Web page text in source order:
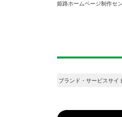
姫路ホームページ制作セ
ブランド・サービスサイ